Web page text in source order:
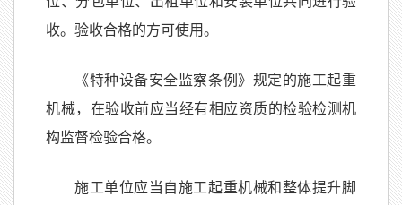
收。验收合格的方可使用。
《特种设备安全监察条例》规定的施工起重
机械，在验收前应当经有相应资质的检验检测机
构监督检验合格。
施工单位应当自施工起重机械和整体提升脚